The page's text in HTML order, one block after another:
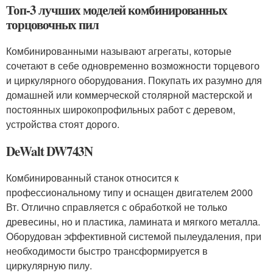
Топ-3 лучших моделей комбинированных
торцовочных пил
Комбинированными называют агрегаты, которые
сочетают в себе одновременно возможности торцевого
и циркулярного оборудования. Покупать их разумно для
домашней или коммерческой столярной мастерской и
постоянных широкопрофильных работ с деревом,
устройства стоят дорого.
DeWalt DW743N
Комбинированный станок относится к
профессиональному типу и оснащен двигателем 2000
Вт. Отлично справляется с обработкой не только
древесины, но и пластика, ламината и мягкого металла.
Оборудован эффективной системой пылеудаления, при
необходимости быстро трансформируется в
циркулярную пилу.